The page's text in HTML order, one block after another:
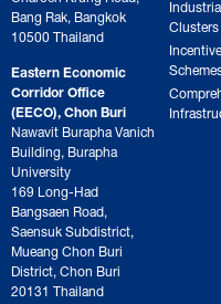
Bang Rak, Bangkok
10500 Thailand
Eastern Economic
Corridor Office
(EECO), Chon Buri
Nawavit Burapha Vanich
Building, Burapha
University
169 Long-Had
Bangsaen Road,
Saensuk Subdistrict,
Mueang Chon Buri
District, Chon Buri
20131 Thailand
Clusters
Incentive